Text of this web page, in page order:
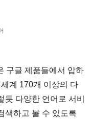
구글 제품들에서 압하
계 170개 이상의 다
다양한 언어로 서비
색하고 볼 수 있도록